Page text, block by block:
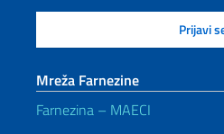
Mreža Farnezine
Farnezina – MAECI